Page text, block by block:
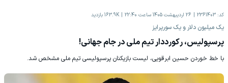
کد: 2361403 26 اردیبهشت 1405 ساعت 22:40 163.9K بازدید
یک میلیون دلار و یک سورپرایز
پرسپولیس، رکورددار تیم ملی در جام جهانی!
با خط خوردن حسین ابرقویی، لیست بازیکنان پرسپولیسی تیم ملی مشخص شد.